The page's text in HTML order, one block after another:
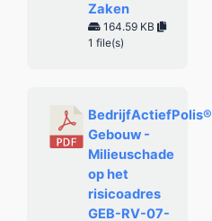
Zaken
164.59 KB
1 file(s)
BedrijfActiefPolis®
Gebouw -
Milieuschade
op het
risicoadres
GEB-RV-07-